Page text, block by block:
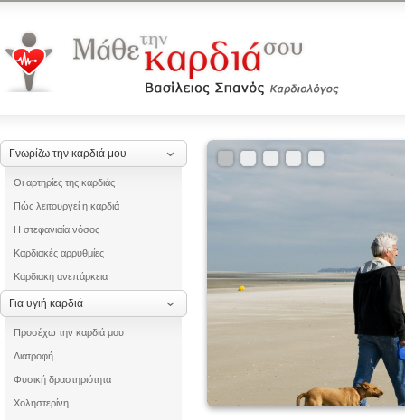
Γνωρίζω την καρδιά μου
Οι αρτηρίες της καρδιάς
Πώς λειτουργεί η καρδιά
Η στεφανιαία νόσος
Καρδιακές αρρυθμίες
Καρδιακή ανεπάρκεια
Για υγιή καρδιά
Προσέχω την καρδιά μου
Διατροφή
Φυσική δραστηριότητα
Χοληστερίνη